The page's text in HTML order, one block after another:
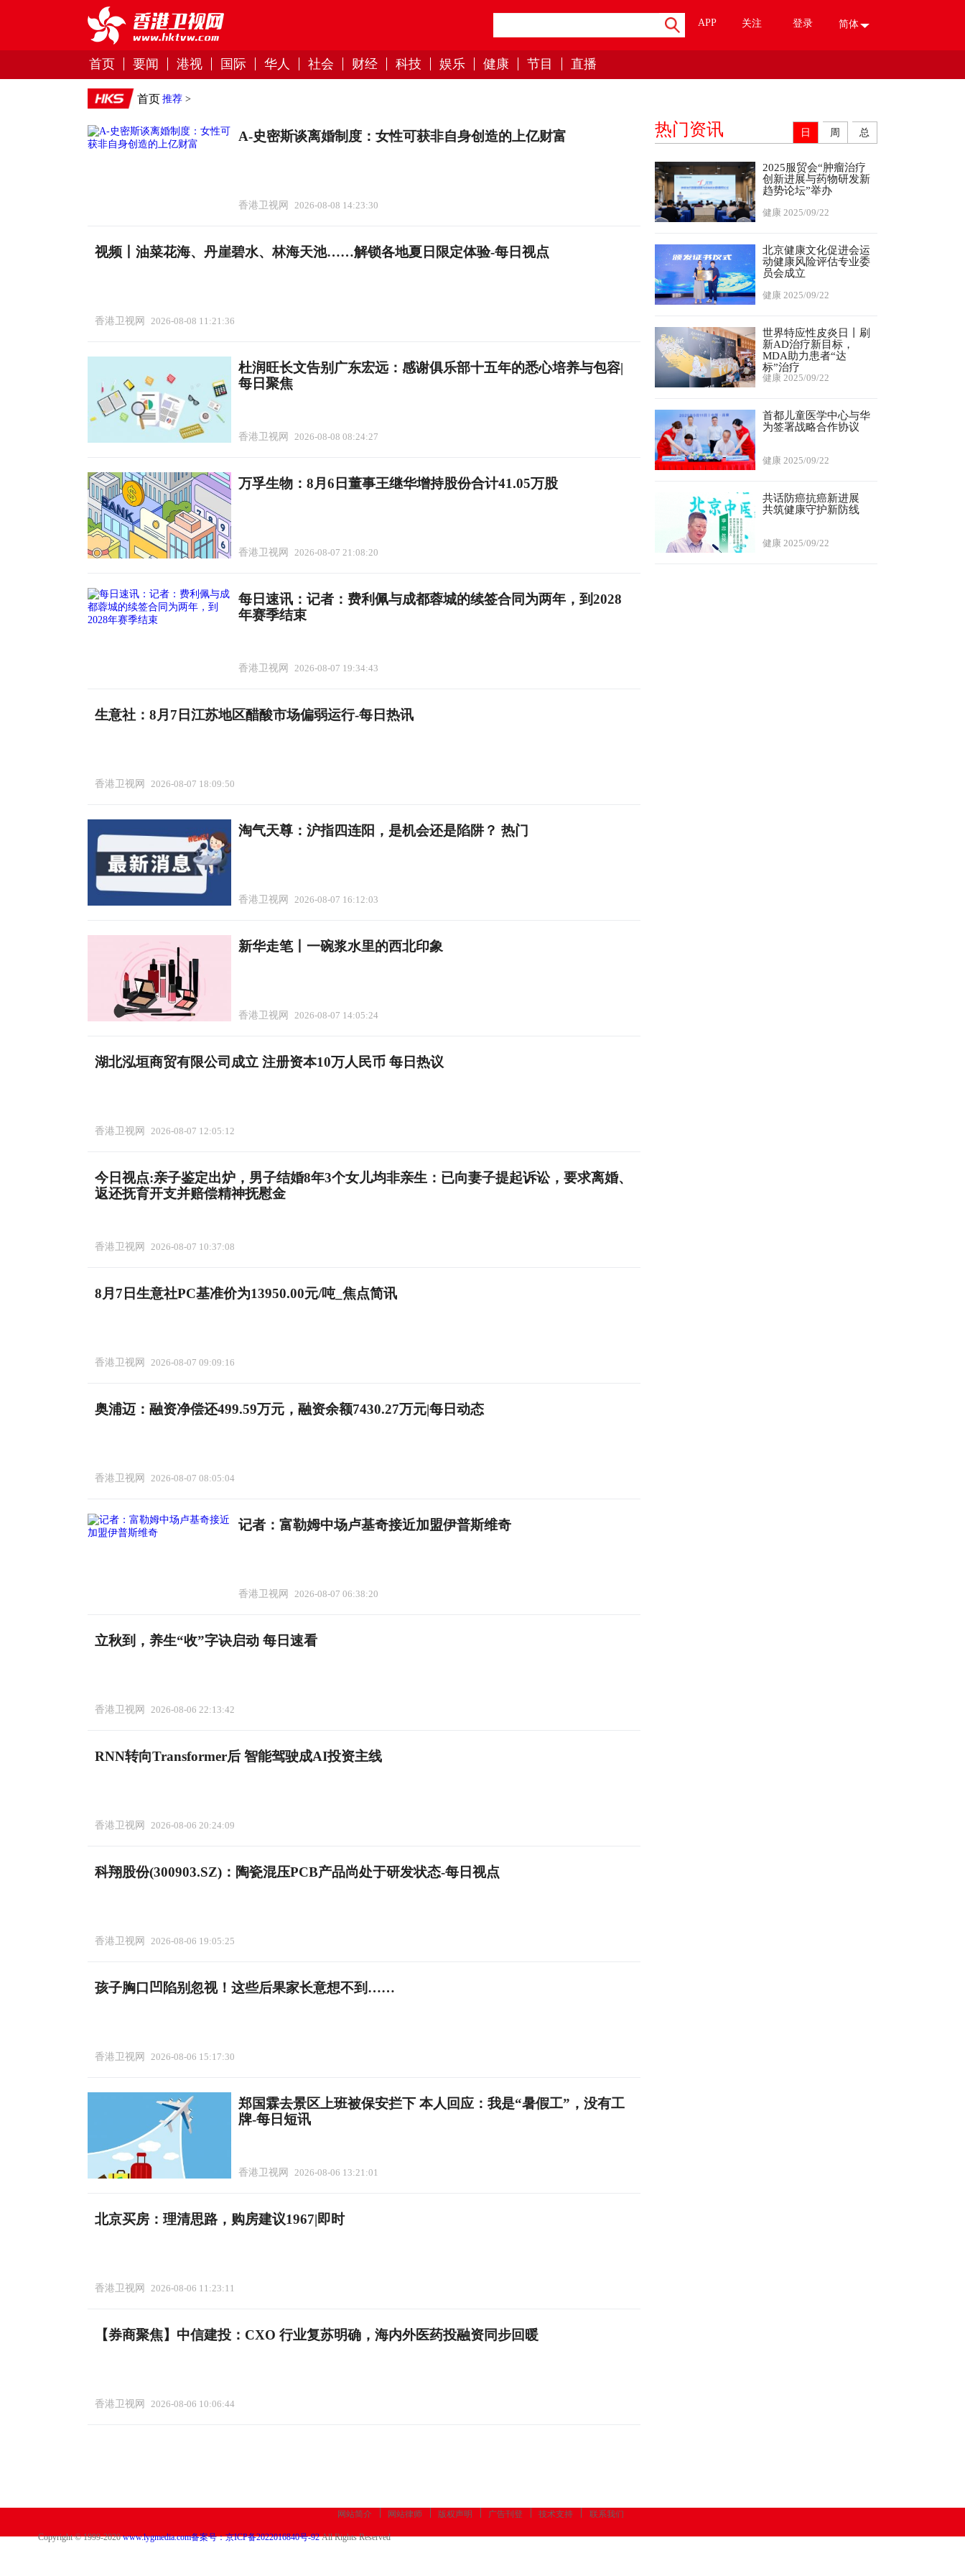
APP 关注 登录 简体
首页 要闻 港视 国际 华人 社会 财经 科技 娱乐 健康 节目 直播
首页 推荐 >
A-史密斯谈离婚制度：女性可获非自身创造的上亿财富
香港卫视网 2026-08-08 14:23:30
视频丨油菜花海、丹崖碧水、林海天池……解锁各地夏日限定体验-每日视点
香港卫视网 2026-08-08 11:21:36
杜润旺长文告别广东宏远：感谢俱乐部十五年的悉心培养与包容|
每日聚焦
香港卫视网 2026-08-08 08:24:27
万孚生物：8月6日董事王继华增持股份合计41.05万股
香港卫视网 2026-08-07 21:08:20
每日速讯：记者：费利佩与成都蓉城的续签合同为两年，到2028
年赛季结束
香港卫视网 2026-08-07 19:34:43
生意社：8月7日江苏地区醋酸市场偏弱运行-每日热讯
香港卫视网 2026-08-07 18:09:50
淘气天尊：沪指四连阳，是机会还是陷阱？ 热门
香港卫视网 2026-08-07 16:12:03
新华走笔丨一碗浆水里的西北印象
香港卫视网 2026-08-07 14:05:24
湖北泓垣商贸有限公司成立 注册资本10万人民币 每日热议
香港卫视网 2026-08-07 12:05:12
今日视点:亲子鉴定出炉，男子结婚8年3个女儿均非亲生：已向妻子提起诉讼，要求离婚、
返还抚育开支并赔偿精神抚慰金
香港卫视网 2026-08-07 10:37:08
8月7日生意社PC基准价为13950.00元/吨_焦点简讯
香港卫视网 2026-08-07 09:09:16
奥浦迈：融资净偿还499.59万元，融资余额7430.27万元|每日动态
香港卫视网 2026-08-07 08:05:04
记者：富勒姆中场卢基奇接近加盟伊普斯维奇
香港卫视网 2026-08-07 06:38:20
立秋到，养生“收”字诀启动 每日速看
香港卫视网 2026-08-06 22:13:42
RNN转向Transformer后 智能驾驶成AI投资主线
香港卫视网 2026-08-06 20:24:09
科翔股份(300903.SZ)：陶瓷混压PCB产品尚处于研发状态-每日视点
香港卫视网 2026-08-06 19:05:25
孩子胸口凹陷别忽视！这些后果家长意想不到……
香港卫视网 2026-08-06 15:17:30
郑国霖去景区上班被保安拦下 本人回应：我是“暑假工”，没有工
牌-每日短讯
香港卫视网 2026-08-06 13:21:01
北京买房：理清思路，购房建议1967|即时
香港卫视网 2026-08-06 11:23:11
【券商聚焦】中信建投：CXO 行业复苏明确，海内外医药投融资同步回暖
香港卫视网 2026-08-06 10:06:44
热门资讯 日 周 总
2025服贸会“肿瘤治疗
创新进展与药物研发新
趋势论坛”举办
健康 2025/09/22
北京健康文化促进会运
动健康风险评估专业委
员会成立
健康 2025/09/22
世界特应性皮炎日丨刷
新AD治疗新目标，
MDA助力患者“达
标”治疗
健康 2025/09/22
首都儿童医学中心与华
为签署战略合作协议
健康 2025/09/22
共话防癌抗癌新进展
共筑健康守护新防线
健康 2025/09/22
网站简介 网站律师 版权声明 广告刊登 技术支持 联系我们
Copyright © 1999-2020www.lygmedia.com备案号：京ICP备2022016840号-92All Rights Reserved